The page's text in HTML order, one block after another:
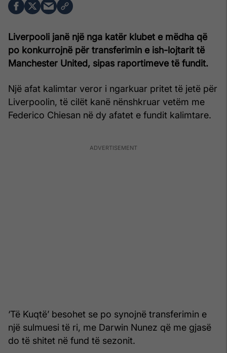
Liverpooli janë një nga katër klubet e mëdha që
po konkurrojnë për transferimin e ish-lojtarit të
Manchester United, sipas raportimeve të fundit.
Një afat kalimtar veror i ngarkuar pritet të jetë për
Liverpoolin, të cilët kanë nënshkruar vetëm me
Federico Chiesan në dy afatet e fundit kalimtare.
‘Të Kuqtë’ besohet se po synojnë transferimin e
një sulmuesi të ri, me Darwin Nunez që me gjasë
do të shitet në fund të sezonit.